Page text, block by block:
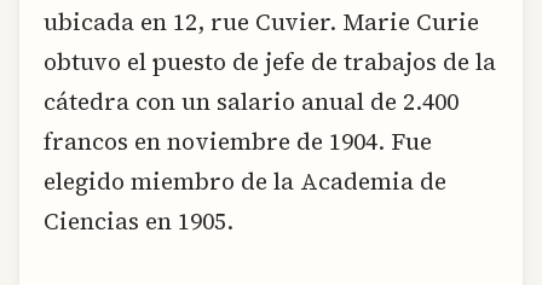
ubicada en 12, rue Cuvier. Marie Curie
obtuvo el puesto de jefe de trabajos de la
cátedra con un salario anual de 2.400
francos en noviembre de 1904. Fue
elegido miembro de la Academia de
Ciencias en 1905.